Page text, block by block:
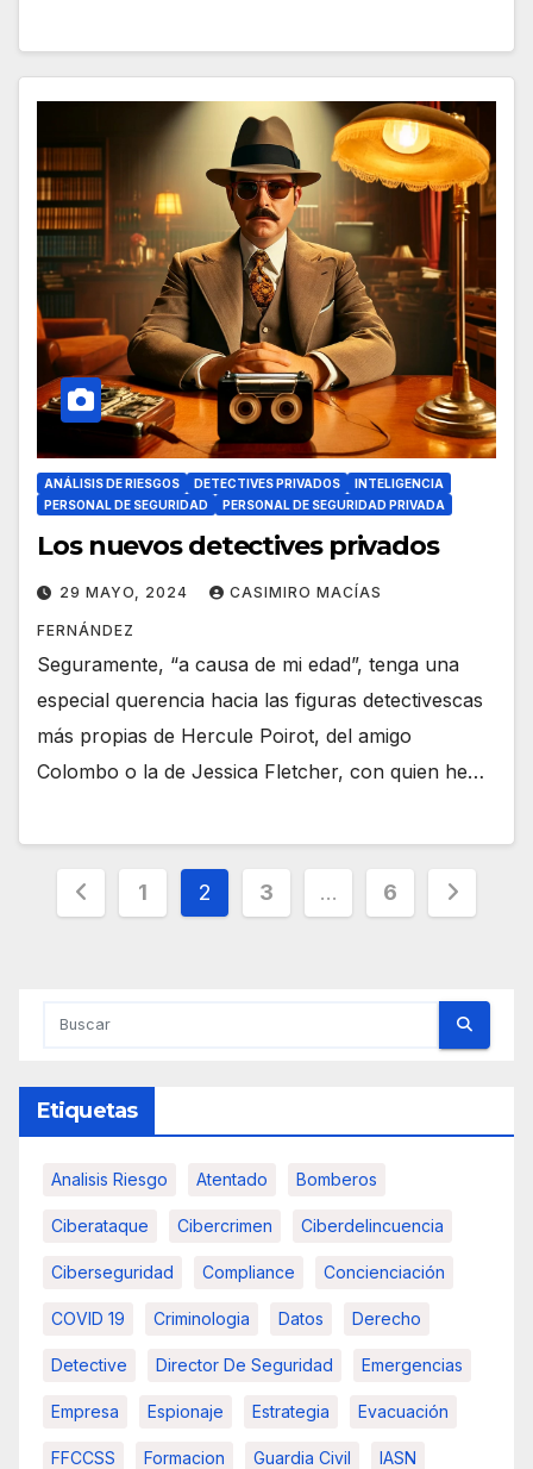
ANÁLISIS DE RIESGOS DETECTIVES PRIVADOS
INTELIGENCIA
PERSONAL DE SEGURIDAD
PERSONAL DE SEGURIDAD PRIVADA
Los nuevos detectives privados
29 MAYO, 2024 CASIMIRO MACÍAS
FERNÁNDEZ
Seguramente, “a causa de mi edad”, tenga una
especial querencia hacia las figuras detectivescas
más propias de Hercule Poirot, del amigo
Colombo o la de Jessica Fletcher, con quien he…
Paginación
1 2 3 … 6
Etiquetas
Analisis Riesgo Atentado Bomberos
Ciberataque Cibercrimen Ciberdelincuencia
Ciberseguridad Compliance Concienciación
COVID 19 Criminologia Datos Derecho
Detective Director De Seguridad Emergencias
Empresa Espionaje Estrategia Evacuación
FFCCSS Formacion Guardia Civil IASN